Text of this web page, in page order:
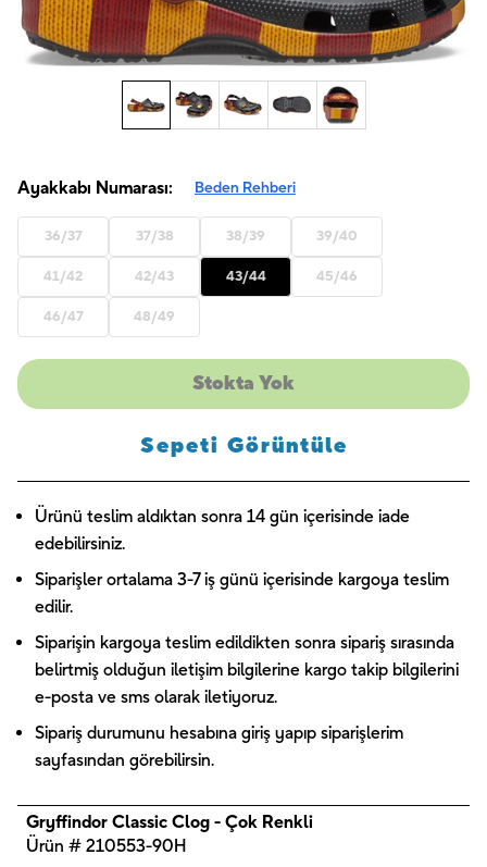
Ayakkabı Numarası: Beden Rehberi
36/37 37/38 38/39 39/40
41/42 42/43 43/44 45/46
46/47 48/49
Stokta Yok
Sepeti Görüntüle
Ürünü teslim aldıktan sonra 14 gün içerisinde iade
edebilirsiniz.
Siparişler ortalama 3-7 iş günü içerisinde kargoya teslim
edilir.
Siparişin kargoya teslim edildikten sonra sipariş sırasında
belirtmiş olduğun iletişim bilgilerine kargo takip bilgilerini
e-posta ve sms olarak iletiyoruz.
Sipariş durumunu hesabına giriş yapıp siparişlerim
sayfasından görebilirsin.
Gryffindor Classic Clog - Çok Renkli
Ürün # 210553-90H